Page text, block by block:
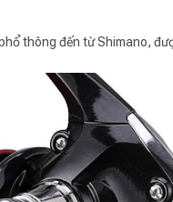
thông đến từ Shimano,